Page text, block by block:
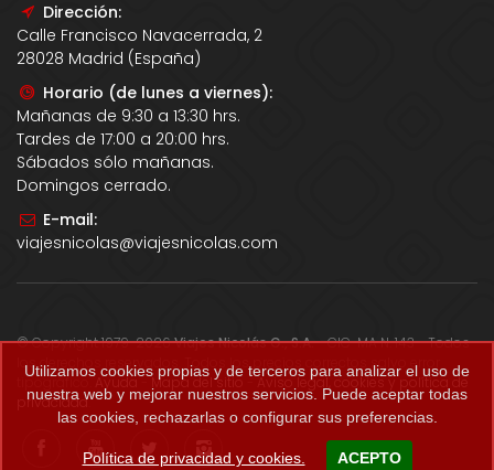
Dirección:
Calle Francisco Navacerrada, 2
28028 Madrid (España)
Horario (de lunes a viernes):
Mañanas de 9:30 a 13:30 hrs.
Tardes de 17:00 a 20:00 hrs.
Sábados sólo mañanas.
Domingos cerrado.
E-mail:
viajesnicolas@viajesnicolas.com
© Copyright 1979-2026Viajes Nicolás G., S.A.- CIC-MA N. 143 - Todos
los derechos reservados. Todos los precios correctos salvo error
tipográfico. Ayuda-Mapa del sitio -Aviso legal, cookies y política de
privacidad.
Utilizamos cookies propias y de terceros para analizar el uso de
nuestra web y mejorar nuestros servicios. Puede aceptar todas
las cookies, rechazarlas o configurar sus preferencias.
Política de privacidad y cookies. ACEPTO